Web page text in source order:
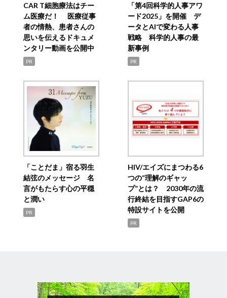
CAR T細胞療法はチー
ム医療だ！ 医療従事
者の情熱、患者さんの
思いを伝えるドキュメ
ンタリー動画を公開中
PR
「第4回科学的人事アワ
ード2025」を開催 デ
ータとAIで変わる人事
戦略 科学的人事の最
新事例
PR
「ことだま」宿る羽生
結弦のメッセージ 名
言がもたらす心の平穏
と潤い
PR
HIV/エイズにまつわる6
つの“理解のギャッ
プ”とは？ 2030年の流
行終結を目指すGAP6の
特設サイトを公開
PR